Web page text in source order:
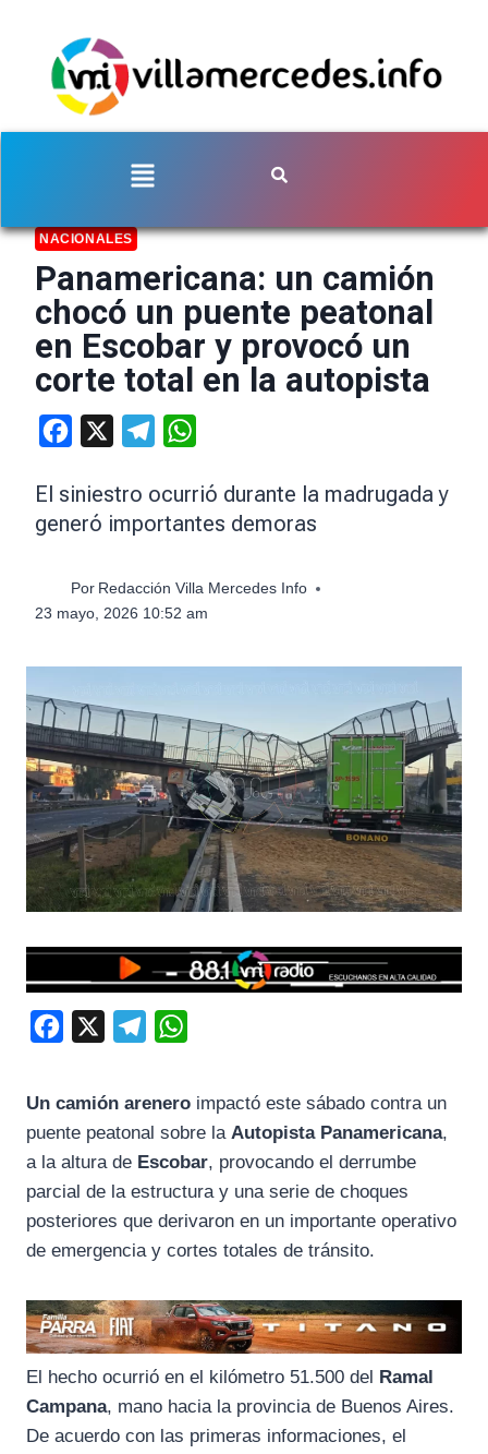
NACIONALES
Panamericana: un camión
chocó un puente peatonal
en Escobar y provocó un
corte total en la autopista
Facebook Telegram
El siniestro ocurrió durante la madrugada y
generó importantes demoras
Por Redacción Villa Mercedes Info
23 mayo, 2026 10:52 am
e
b
o
o
k
e
g
r
a
m
s
A
p
p
Un camión arenero impactó este sábado contra un
puente peatonal sobre la Autopista Panamericana,
a la altura de Escobar, provocando el derrumbe
parcial de la estructura y una serie de choques
posteriores que derivaron en un importante operativo
de emergencia y cortes totales de tránsito.
El hecho ocurrió en el kilómetro 51.500 del Ramal
Campana, mano hacia la provincia de Buenos Aires.
De acuerdo con las primeras informaciones, el